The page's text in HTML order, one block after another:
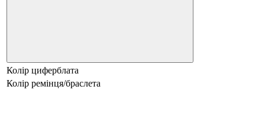
Колір циферблата
Колір ремінця/браслета